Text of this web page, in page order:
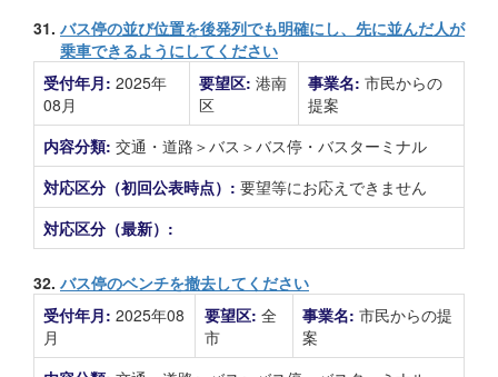
31. バス停の並び位置を後発列でも明確にし、先に並んだ人が
乗車できるようにしてください
受付年月: 2025年
08月
要望区: 港南
区
事業名: 市民からの
提案
内容分類: 交通・道路＞バス＞バス停・バスターミナル
対応区分（初回公表時点）: 要望等にお応えできません
対応区分（最新）:
32. バス停のベンチを撤去してください
受付年月: 2025年08
月
要望区: 全
市
事業名: 市民からの提
案